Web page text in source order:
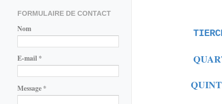
FORMULAIRE DE CONTACT
Nom
E-mail *
Message *